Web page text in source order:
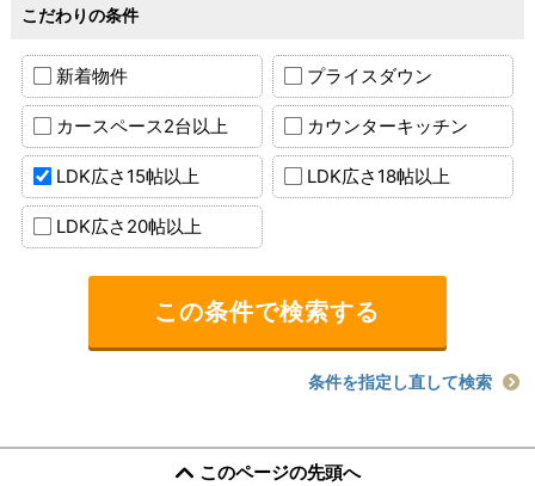
こだわりの条件
新着物件 プライスダウン
カースペース2台以上 カウンターキッチン
LDK広さ15帖以上 LDK広さ18帖以上
LDK広さ20帖以上
条件を指定し直して検索
このページの先頭へ